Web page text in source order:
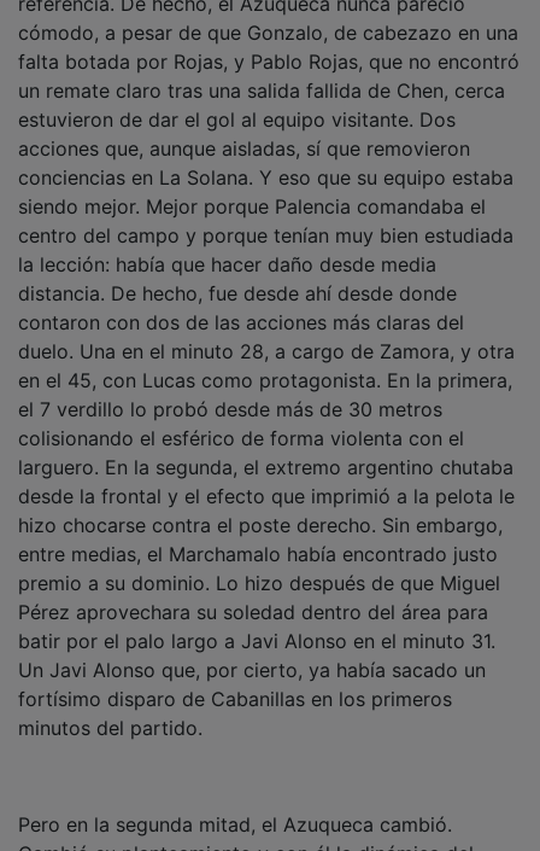
cómodo, a pesar de que Gonzalo, de cabezazo en una
falta botada por Rojas, y Pablo Rojas, que no encontró
un remate claro tras una salida fallida de Chen, cerca
estuvieron de dar el gol al equipo visitante. Dos
acciones que, aunque aisladas, sí que removieron
conciencias en La Solana. Y eso que su equipo estaba
siendo mejor. Mejor porque Palencia comandaba el
centro del campo y porque tenían muy bien estudiada
la lección: había que hacer daño desde media
distancia. De hecho, fue desde ahí desde donde
contaron con dos de las acciones más claras del
duelo. Una en el minuto 28, a cargo de Zamora, y otra
en el 45, con Lucas como protagonista. En la primera,
el 7 verdillo lo probó desde más de 30 metros
colisionando el esférico de forma violenta con el
larguero. En la segunda, el extremo argentino chutaba
desde la frontal y el efecto que imprimió a la pelota le
hizo chocarse contra el poste derecho. Sin embargo,
entre medias, el Marchamalo había encontrado justo
premio a su dominio. Lo hizo después de que Miguel
Pérez aprovechara su soledad dentro del área para
batir por el palo largo a Javi Alonso en el minuto 31.
Un Javi Alonso que, por cierto, ya había sacado un
fortísimo disparo de Cabanillas en los primeros
minutos del partido.
Cambió su planteamiento y con él la dinámica del